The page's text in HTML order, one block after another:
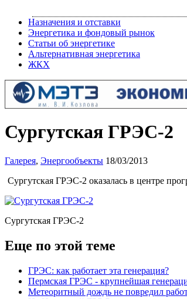
Назначения и отставки
Энергетика и фондовый рынок
Статьи об энергетике
Альтернативная энергетика
ЖКХ
Сургутская ГРЭС-2
Галерея, Энергообъекты 18/03/2013
Сургутская ГРЭС-2 оказалась в центре
Сургутская ГРЭС-2
Еще по этой теме
ГРЭС: как работает эта генерация?
Пермская ГРЭС - крупнейшая
Метеоритный дождь не повредил